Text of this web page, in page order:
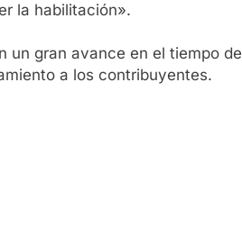
la habilitación».
un gran avance en el tiempo de
a los contribuyentes.